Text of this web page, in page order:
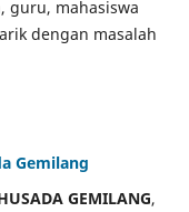
guru, mahasiswa
dengan masalah
Gemilang
GEMILANG,